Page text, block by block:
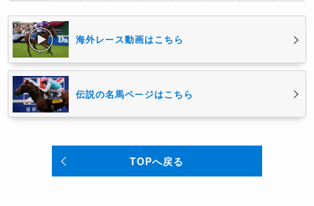
海外レース動画はこちら
伝説の名馬ページはこちら
TOPへ戻る